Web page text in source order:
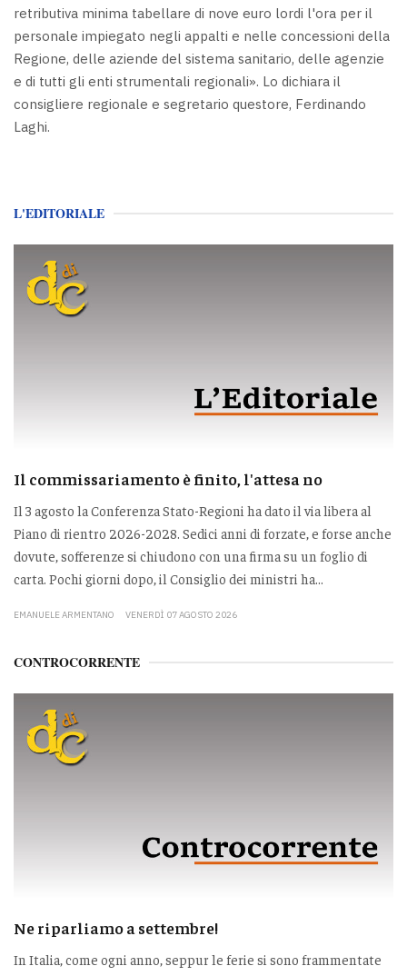
retributiva minima tabellare di nove euro lordi l'ora per il
personale impiegato negli appalti e nelle concessioni della
Regione, delle aziende del sistema sanitario, delle agenzie
e di tutti gli enti strumentali regionali». Lo dichiara il
consigliere regionale e segretario questore, Ferdinando
Laghi.
L'EDITORIALE
Il commissariamento è finito, l'attesa no
Il 3 agosto la Conferenza Stato-Regioni ha dato il via libera al
Piano di rientro 2026-2028. Sedici anni di forzate, e forse anche
dovute, sofferenze si chiudono con una firma su un foglio di
carta. Pochi giorni dopo, il Consiglio dei ministri ha...
EMANUELE ARMENTANO VENERDÌ 07 AGOSTO 2026
CONTROCORRENTE
Ne riparliamo a settembre!
In Italia, come ogni anno, seppur le ferie si sono frammentate